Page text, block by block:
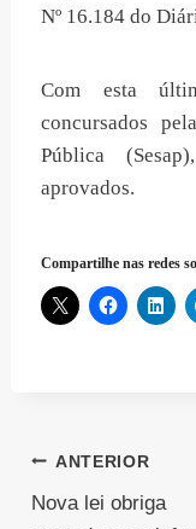
Nº 16.184 do
Com esta
concursados
Pública
aprovados.
Compartilhe nas redes
Navegação
de
ANTERIOR
Nova lei obriga